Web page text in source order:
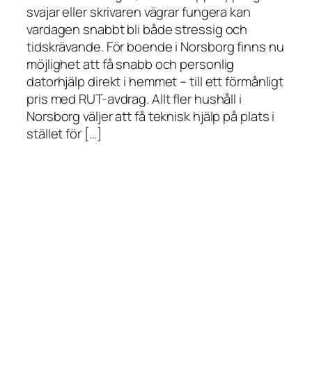
svajar eller skrivaren vägrar fungera kan
vardagen snabbt bli både stressig och
tidskrävande. För boende i Norsborg finns nu
möjlighet att få snabb och personlig
datorhjälp direkt i hemmet – till ett förmånligt
pris med RUT-avdrag. Allt fler hushåll i
Norsborg väljer att få teknisk hjälp på plats i
stället för […]